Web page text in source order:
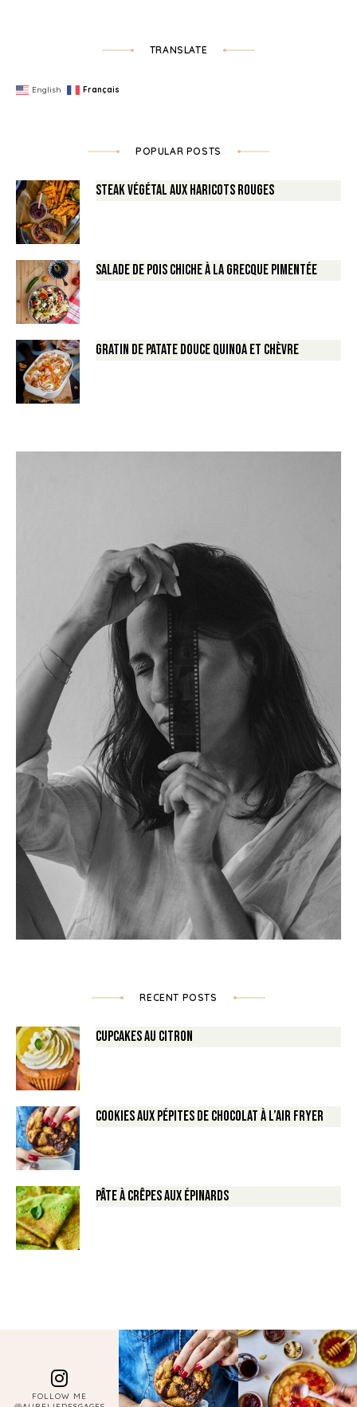
TRANSLATE
English Français
POPULAR POSTS
Steak végétal aux haricots rouges
Salade de Pois chiche à la Grecque pimentée
Gratin de Patate douce Quinoa et Chèvre
RECENT POSTS
Cupcakes au Citron
Cookies aux pépites de Chocolat à l’air fryer
Pâte à crêpes aux épinards
FOLLOW ME